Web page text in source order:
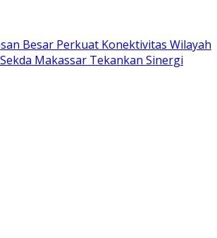
Besar Perkuat Konektivitas Wilayah
Makassar Tekankan Sinergi